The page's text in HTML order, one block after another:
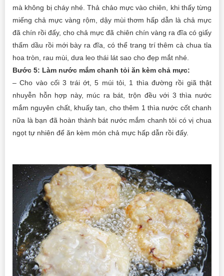
mà không bị cháy nhé. Thả chảo mực vào chiên, khi thấy từng
miếng chả mực vàng rộm, dậy mùi thơm hấp dẫn là chả mực
đã chín rồi đấy, cho chả mực đã chiên chín vàng ra đĩa có giấy
thấm dầu rồi mới bày ra đĩa, có thể trang trí thêm cà chua tỉa
hoa tròn, rau mùi, dưa leo thái lát sao cho đẹp mắt nhé.
Bước 5: Làm nước mắm chanh tỏi ăn kèm chả mực:
– Cho vào cối 3 trái ớt, 5 múi tỏi, 1 thìa đường rồi giã thật
nhuyễn hỗn hợp này, múc ra bát, trộn đều với 3 thìa nước
mắm nguyên chất, khuấy tan, cho thêm 1 thìa nước cốt chanh
nữa là bạn đã hoàn thành bát nước mắm chanh tỏi có vị chua
ngọt tự nhiên để ăn kèm món chả mực hấp dẫn rồi đấy.